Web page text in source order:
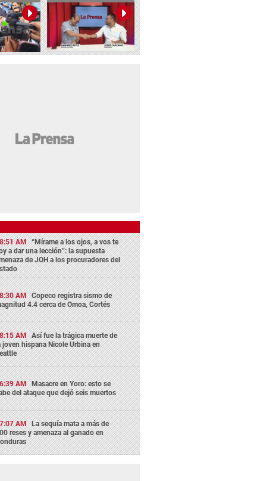
AM “Mírame a los ojos, a vos te
a dar una lección”: la supuesta
de JOH a los procuradores del
AM Copeco registra sismo de
4.4 cerca de Omoa, Cortés
AM Así fue la trágica muerte de
joven hispana Nicole Urbina en
AM Masacre en Yoro: esto se
del ataque que dejó seis muertos
AM La sequía mata a más de
reses y amenaza al ganado en